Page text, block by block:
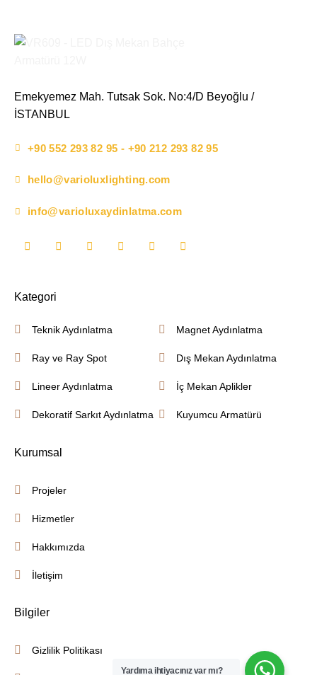
Emekyemez Mah. Tutsak Sok. No:4/D Beyoğlu /
İSTANBUL
+90 552 293 82 95 - +90 212 293 82 95
hello@varioluxlighting.com
info@varioluxaydinlatma.com
Kategori
Teknik Aydınlatma
Ray ve Ray Spot
Lineer Aydınlatma
Dekoratif Sarkıt Aydınlatma
Magnet Aydınlatma
Dış Mekan Aydınlatma
İç Mekan Aplikler
Kuyumcu Armatürü
Kurumsal
Projeler
Hizmetler
Hakkımızda
İletişim
Bilgiler
Gizlilik Politikası
Yardıma ihtiyacınız var mı?